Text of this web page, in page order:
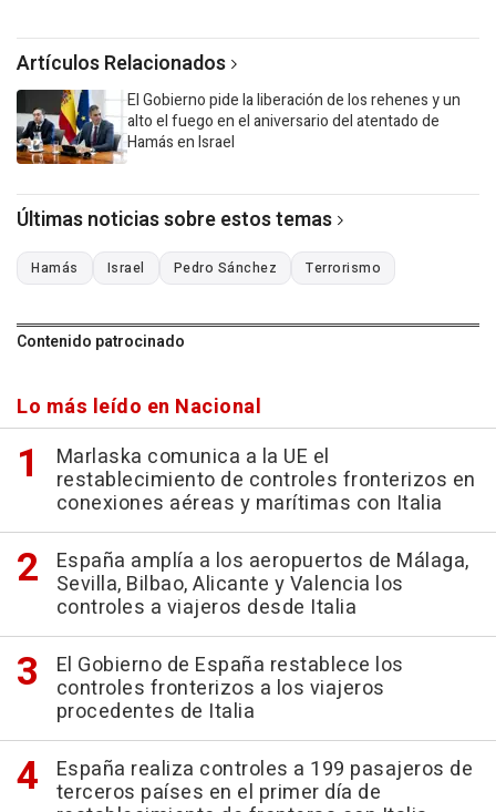
Artículos Relacionados
El Gobierno pide la liberación de los rehenes y un
alto el fuego en el aniversario del atentado de
Hamás en Israel
Últimas noticias sobre estos temas
Hamás Israel Pedro Sánchez Terrorismo
Contenido patrocinado
Lo más leído en Nacional
Marlaska comunica a la UE el
restablecimiento de controles fronterizos en
conexiones aéreas y marítimas con Italia
España amplía a los aeropuertos de Málaga,
Sevilla, Bilbao, Alicante y Valencia los
controles a viajeros desde Italia
El Gobierno de España restablece los
controles fronterizos a los viajeros
procedentes de Italia
España realiza controles a 199 pasajeros de
terceros países en el primer día de